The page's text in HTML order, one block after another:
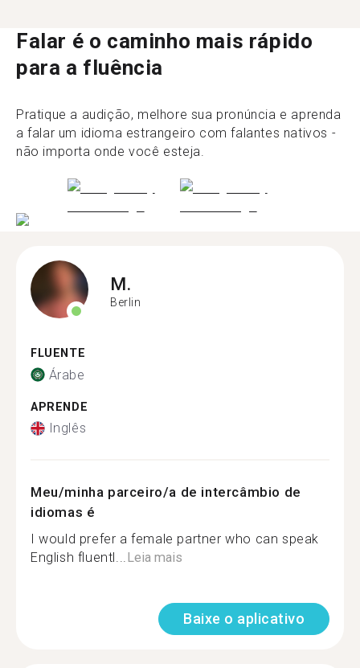
Falar é o caminho mais rápido
para a fluência
Pratique a audição, melhore sua pronúncia e aprenda
a falar um idioma estrangeiro com falantes nativos -
não importa onde você esteja.
M.
Berlin
FLUENTE
Árabe
APRENDE
Inglês
Meu/minha parceiro/a de intercâmbio de
idiomas é
I would prefer a female partner who can speak
English fluentl...Leia mais
Baixe o aplicativo